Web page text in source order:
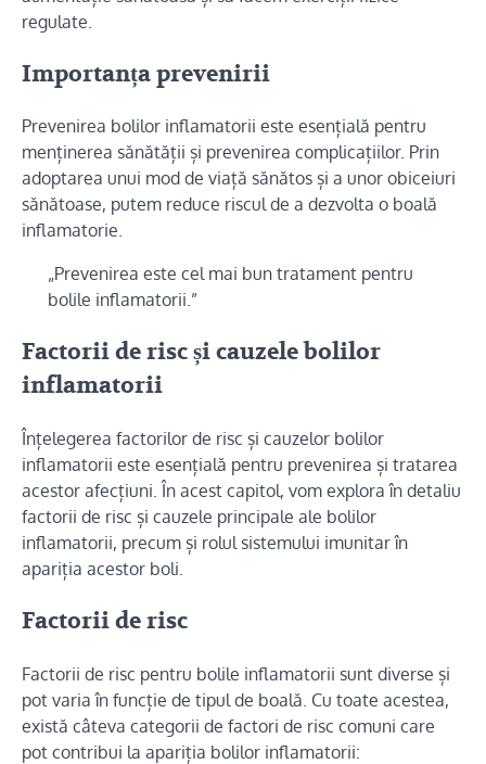
regulate.
Importanța prevenirii
Prevenirea bolilor inflamatorii este esențială pentru
menținerea sănătății și prevenirea complicațiilor. Prin
adoptarea unui mod de viață sănătos și a unor obiceiuri
sănătoase, putem reduce riscul de a dezvolta o boală
inflamatorie.
„Prevenirea este cel mai bun tratament pentru
bolile inflamatorii.”
Factorii de risc și cauzele bolilor
inflamatorii
Înțelegerea factorilor de risc și cauzelor bolilor
inflamatorii este esențială pentru prevenirea și tratarea
acestor afecțiuni. În acest capitol, vom explora în detaliu
factorii de risc și cauzele principale ale bolilor
inflamatorii, precum și rolul sistemului imunitar în
apariția acestor boli.
Factorii de risc
Factorii de risc pentru bolile inflamatorii sunt diverse și
pot varia în funcție de tipul de boală. Cu toate acestea,
există câteva categorii de factori de risc comuni care
pot contribui la apariția bolilor inflamatorii: